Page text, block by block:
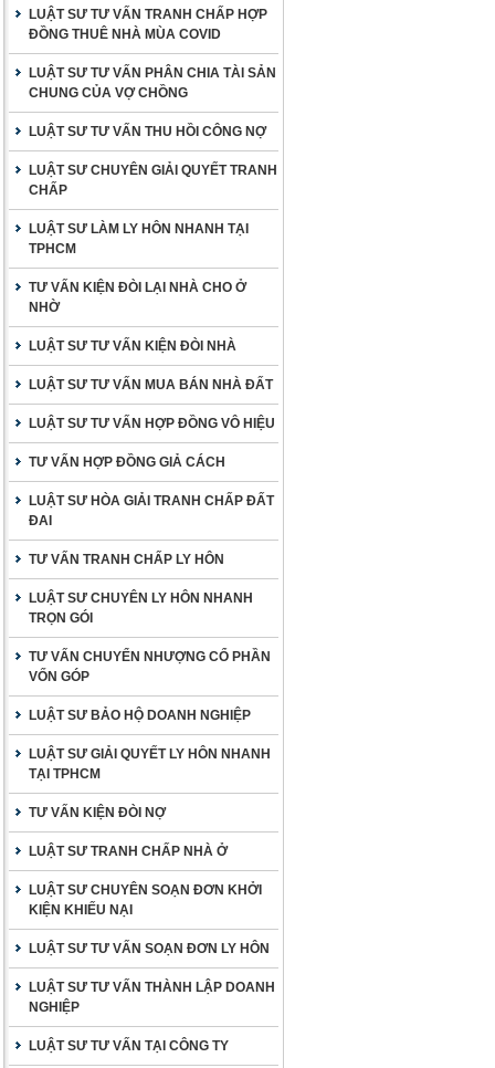
LUẬT SƯ TƯ VẤN TRANH CHẤP HỢP
ĐỒNG THUÊ NHÀ MÙA COVID
LUẬT SƯ TƯ VẤN PHÂN CHIA TÀI SẢN
CHUNG CỦA VỢ CHỒNG
LUẬT SƯ TƯ VẤN THU HỒI CÔNG NỢ
LUẬT SƯ CHUYÊN GIẢI QUYẾT TRANH
CHẤP
LUẬT SƯ LÀM LY HÔN NHANH TẠI
TPHCM
TƯ VẤN KIỆN ĐÒI LẠI NHÀ CHO Ở
NHỜ
LUẬT SƯ TƯ VẤN KIỆN ĐÒI NHÀ
LUẬT SƯ TƯ VẤN MUA BÁN NHÀ ĐẤT
LUẬT SƯ TƯ VẤN HỢP ĐỒNG VÔ HIỆU
TƯ VẤN HỢP ĐỒNG GIẢ CÁCH
LUẬT SƯ HÒA GIẢI TRANH CHẤP ĐẤT
ĐAI
TƯ VẤN TRANH CHẤP LY HÔN
LUẬT SƯ CHUYÊN LY HÔN NHANH
TRỌN GÓI
TƯ VẤN CHUYỂN NHƯỢNG CỔ PHẦN
VỐN GÓP
LUẬT SƯ BẢO HỘ DOANH NGHIỆP
LUẬT SƯ GIẢI QUYẾT LY HÔN NHANH
TẠI TPHCM
TƯ VẤN KIỆN ĐÒI NỢ
LUẬT SƯ TRANH CHẤP NHÀ Ở
LUẬT SƯ CHUYÊN SOẠN ĐƠN KHỞI
KIỆN KHIẾU NẠI
LUẬT SƯ TƯ VẤN SOẠN ĐƠN LY HÔN
LUẬT SƯ TƯ VẤN THÀNH LẬP DOANH
NGHIỆP
LUẬT SƯ TƯ VẤN TẠI CÔNG TY